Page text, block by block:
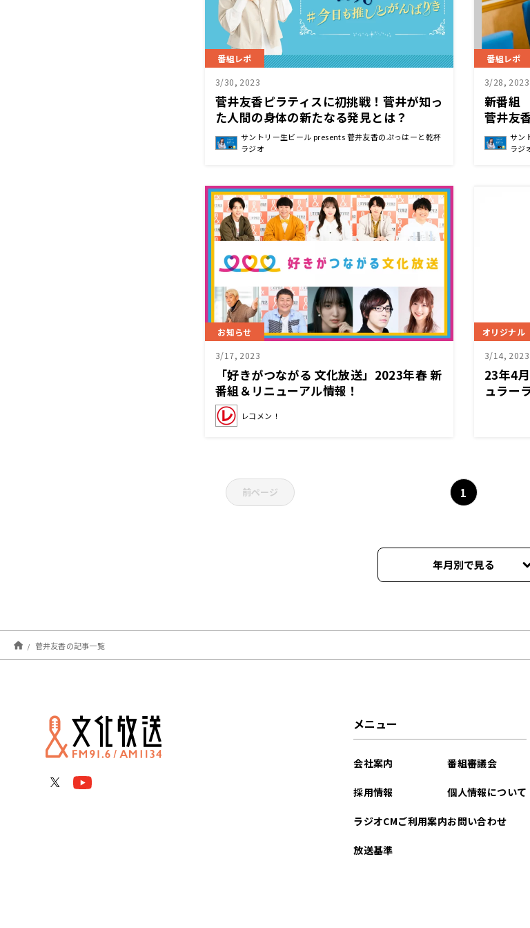
番組レポ
3/30, 2023
菅井友香ピラティスに初挑戦！菅井が知っ
た人間の身体の新たなる発見とは？
サントリー生ビール presents 菅井友香のぷっはーと乾杯
ラジオ
番組レポ
3/28, 2023
新番組
菅井友
いよい
「がん
サン
ラジ
お知らせ
3/17, 2023
「好きがつながる 文化放送」2023年春 新
番組＆リニューアル情報！
レコメン！
オリジナル
3/14, 2023
23年4
ュラー
前ページ 1
年月別で見る
2026年03月
2026年02月
菅井友香の記事一覧
メニュー
会社案内
採用情報
ラジオCMご利用案内
放送基準
番組審議会
個人情報について
お問い合わせ